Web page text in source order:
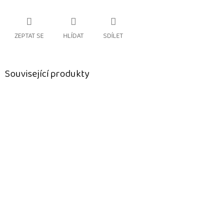
ZEPTAT SE HLÍDAT SDÍLET
Související produkty